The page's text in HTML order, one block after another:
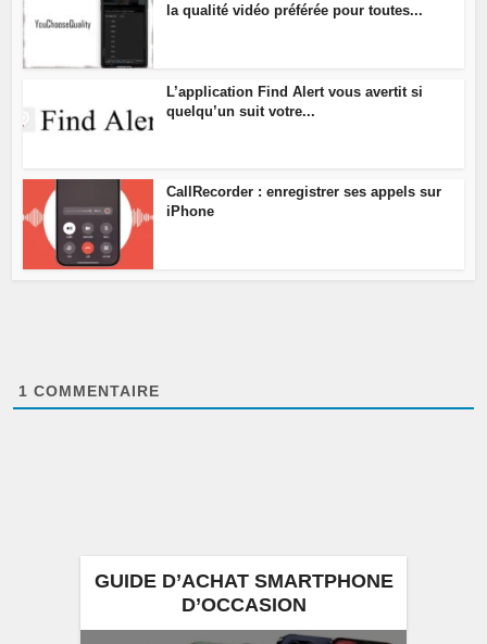
la qualité vidéo préférée pour toutes...
L’application Find Alert vous avertit si
quelqu’un suit votre...
CallRecorder : enregistrer ses appels sur
iPhone
1 COMMENTAIRE
GUIDE D’ACHAT SMARTPHONE
D’OCCASION